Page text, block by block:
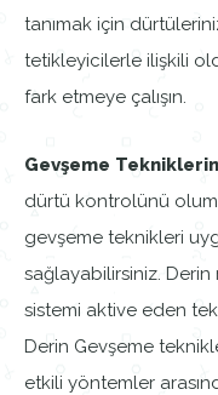
tanımak için
tetikleyicilerle ilişkili
fark etmeye çalışın.
Gevşeme
dürtü kontrolünü
gevşeme teknikleri
sağlayabilirsiniz.
sistemi aktive eden
Derin Gevşeme
etkili yöntemler